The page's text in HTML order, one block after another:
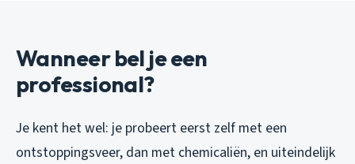
Wanneer bel je een
professional?
Je kent het wel: je probeert eerst zelf met een
ontstoppingsveer, dan met chemicaliën, en uiteindelijk